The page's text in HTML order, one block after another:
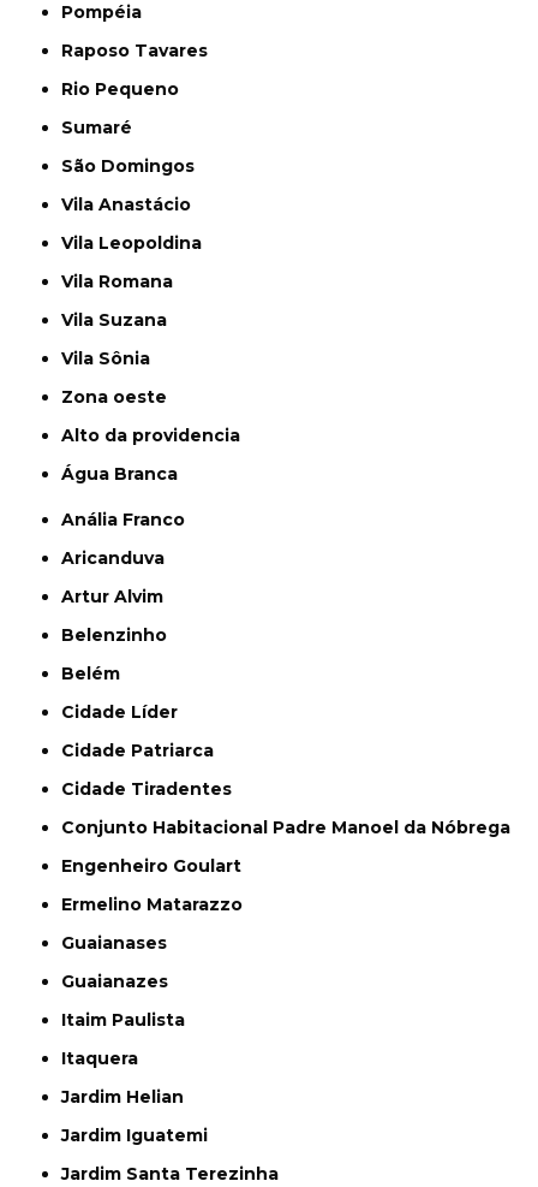
Pompéia
Raposo Tavares
Rio Pequeno
Sumaré
São Domingos
Vila Anastácio
Vila Leopoldina
Vila Romana
Vila Suzana
Vila Sônia
Zona oeste
alto da providencia
Água Branca
Anália Franco
Aricanduva
Artur Alvim
Belenzinho
Belém
Cidade Líder
Cidade Patriarca
Cidade Tiradentes
Conjunto Habitacional Padre Manoel da Nóbrega
Engenheiro Goulart
Ermelino Matarazzo
Guaianases
Guaianazes
Itaim Paulista
Itaquera
Jardim Helian
Jardim Iguatemi
Jardim Santa Terezinha